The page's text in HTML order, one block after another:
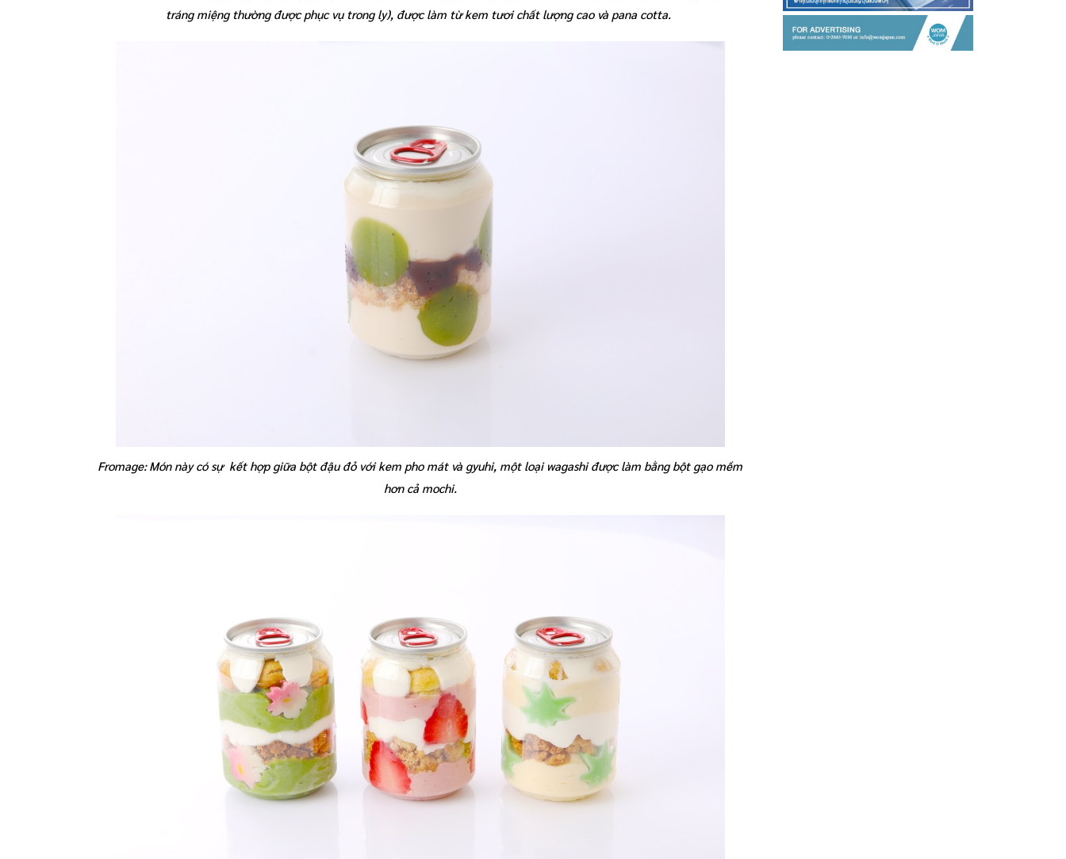
tráng miệng thường được phục vụ trong ly), được làm từ kem tươi chất lượng cao và pana cotta.
Fromage: Món này có sự kết hợp giữa bột đậu đỏ với kem pho mát và gyuhi, một loại wagashi được làm bằng bột gạo mềm
hơn cả mochi.